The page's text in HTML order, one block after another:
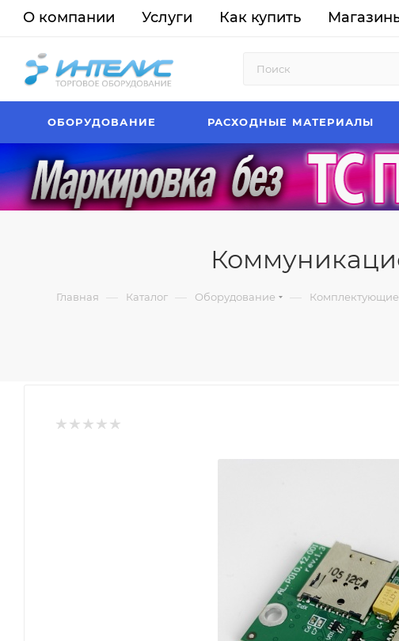
О компании Услуги Как купить
ОБОРУДОВАНИЕ РАСХОДНЫЕ МАТЕРИАЛЫ
Главная — Каталог — Оборудование — Комплектующие